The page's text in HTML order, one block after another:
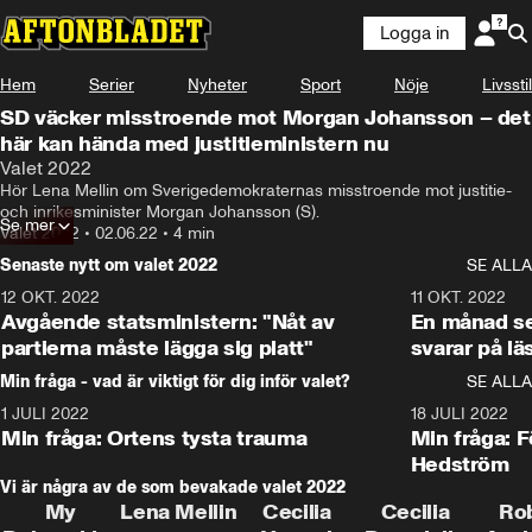
Logga in
Hem Serier Nyheter Sport Nöje Livsstil
SD väcker misstroende mot Morgan Johansson – det
här kan hända med justitieministern nu
Valet 2022
Hör Lena Mellin om Sverigedemokraternas misstroende mot justitie-
och inrikesminister Morgan Johansson (S).
Valet 2022 • 02.06.22 • 4 min
Se mer
Senaste nytt om valet 2022
SE ALLA
12 OKT. 2022
Avgående statsministern: "Nåt av
partierna måste lägga sig platt"
11 OKT. 2022
En månad
svarar på
Min fråga - vad är viktigt för dig inför valet?
SE ALLA
1 JULI 2022
Min fråga: Ortens tysta trauma
18 JULI 2022
Min fråga:
Hedström
Vi är några av de som bevakade valet 2022
My
Lena Mellin
Cecilia
Cecilia